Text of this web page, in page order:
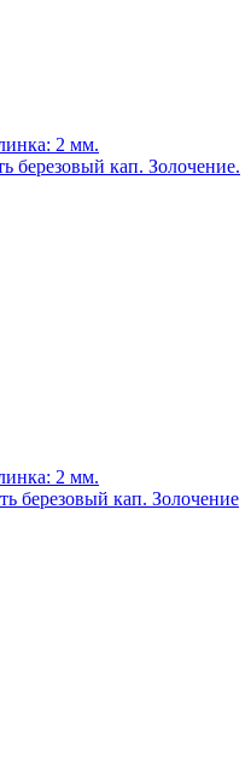
2 мм.
кап. Золочение.
2 мм.
березовый кап. Золочение